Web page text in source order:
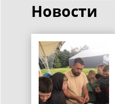
Новости